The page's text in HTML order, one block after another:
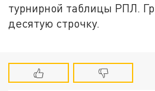
турнирной таблицы РПЛ.
десятую строчку.